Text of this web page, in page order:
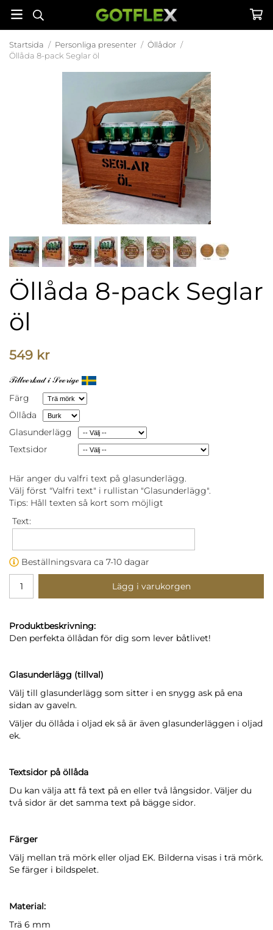
Startsida / Personliga presenter / Öllådor /
Öllåda 8-pack Seglar öl
Öllåda 8-pack Seglar
öl
549 kr
𝒯𝒾𝓁𝓁𝓋ℯ𝓇𝓀𝒶𝒹 𝒾 𝒮𝓋ℯ𝓇𝒾ℊℯ
Färg
Öllåda
Glasunderlägg
Textsidor
Här anger du valfri text på glasunderlägg.
Välj först "Valfri text" i rullistan "Glasunderlägg".
Tips: Håll texten så kort som möjligt
Text:
Beställningsvara ca 7-10 dagar
Lägg i varukorgen
Produktbeskrivning:
Den perfekta öllådan för dig som lever båtlivet!
Glasunderlägg (tillval)
Välj till glasunderlägg som sitter i en snygg ask på ena
sidan av gaveln.
Väljer du öllåda i oljad ek så är även glasunderläggen i oljad
ek.
Textsidor på öllåda
Du kan välja att få text på en eller två långsidor. Väljer du
två sidor är det samma text på bägge sidor.
Färger
Välj mellan trä mörk eller oljad EK. Bilderna visas i trä mörk.
Se färger i bildspelet.
Material:
Trä 6 mm